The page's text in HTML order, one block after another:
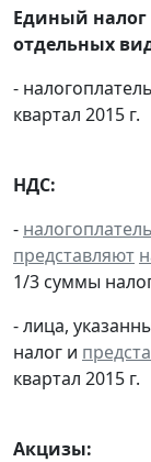
Единый
отдельных
-
квартал 2015 г.
НДС:
-
представляют
1/3 суммы
- лица,
налог и
квартал 2015 г.
Акцизы: